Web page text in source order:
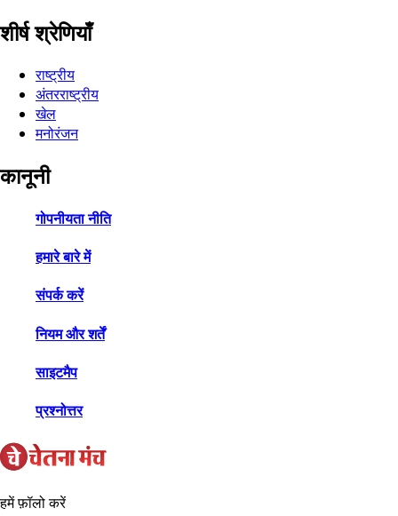
शीर्ष श्रेणियाँ
राष्ट्रीय
अंतरराष्ट्रीय
खेल
मनोरंजन
कानूनी
गोपनीयता नीति
हमारे बारे में
संपर्क करें
नियम और शर्तें
साइटमैप
प्रश्नोत्तर
हमें फ़ॉलो करें